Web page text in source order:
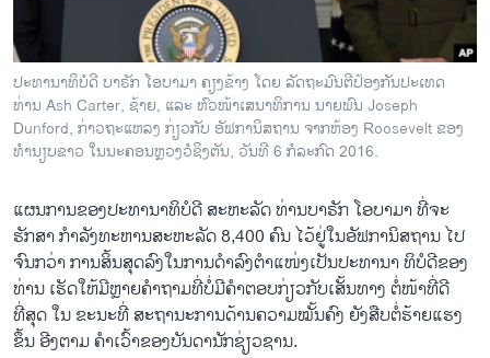
ພາສາອັງກິດ
ວີດີໂອ
ສຽງ
ລາຍງານ
ຕິດຕາມພວກເຮົາ ທີ່
ພາສາຕ່າງໆ
ປະທານາທິບໍດີ ບາຣັກ ໂອບາມາ ຄຽງຂ້າງ ໂດຍ ລັດຖະມົນຕີປ້ອງກັນປະເທດ
ທ່ານ Ash Carter, ຊ້າຍ, ແລະ ຫົວໜ້າເສນາທິການ ນາຍພົນ Joseph
Dunford, ກ່າວຖະແຫລງ ກ່ຽວກັບ ອັຟການິສຖານ ຈາກຫ້ອງ Roosevelt ຂອງ
ທຳນຽບຂາວ ໃນນະຄອນຫຼວງວໍຊິງຕັນ, ວັນທີ 6 ກໍລະກົດ 2016.
ແຜນການຂອງປະທານາທິບໍດີ ສະຫະລັດ ທ່ານບາຣັກ ໂອບາມາ ທີ່​ຈະ
ຮັກສາ ກຳລັງທະຫານສະຫະລັດ 8,400 ຄົນ ​ໄວ້ຢູ່ໃນອັຟການິສຖານ ໄປ
ຈົນກວ່າ ການສິ້ນສຸດລົງ​ໃນ​ການ​ດຳລົງ​ຕຳ​ແໜ່​ງເປັນປະທານາ ທິບໍດີຂອງ
ທ່ານ ເຮັດໃຫ້ມີຫຼາຍຄຳຖາມທີ່ບໍ່ມີຄຳຕອບກ່ຽວກັບເສັ້ນທາງ ຕໍ່ໜ້າທີ່ດີ
ທີ່ສຸດ ໃນ ຂະນະທີ່ ສະຖານະການດ້ານຄວາມໝັ້ນຄົງ ຍັງສືບຕໍ່ຮ້າຍແຮງ
ຂຶ້ນ ອີງຕາມ ຄຳເວົ້າຂອງບັນດານັກຊ່ຽວຊານ.